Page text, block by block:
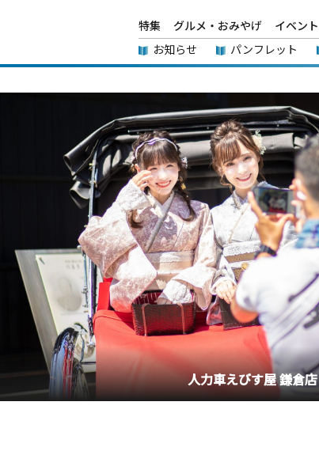
特集 グルメ・おみやげ イベント
お知らせ
パンフレット
釣り船・丸十丸